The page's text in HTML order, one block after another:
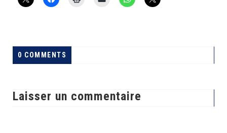
0 COMMENTS
Laisser un commentaire